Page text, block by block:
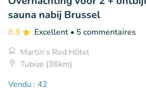
sauna nabij Brussel
8.8 Excellent • 5 commentaires
Martin's Red Hôtel
Tubize (36km)
Vendu : 42